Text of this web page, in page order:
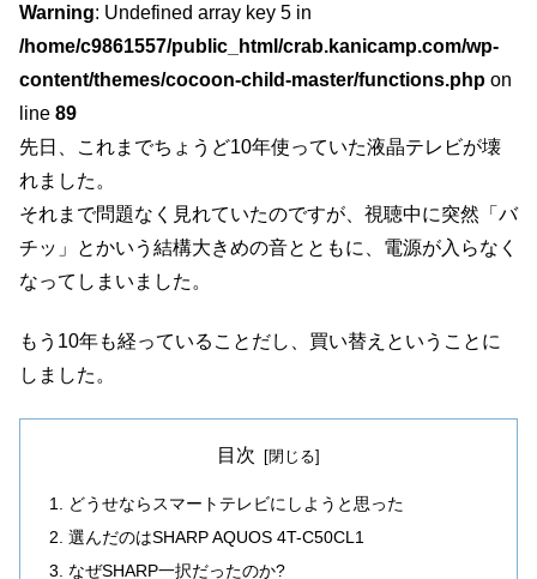
Warning: Undefined array key 5 in
/home/c9861557/public_html/crab.kanicamp.com/wp-
content/themes/cocoon-child-master/functions.php on
line 89
先日、これまでちょうど10年使っていた液晶テレビが壊
れました。
それまで問題なく見れていたのですが、視聴中に突然「バ
チッ」とかいう結構大きめの音とともに、電源が入らなく
なってしまいました。
もう10年も経っていることだし、買い替えということに
しました。
目次
どうせならスマートテレビにしようと思った
選んだのはSHARP AQUOS 4T-C50CL1
なぜSHARP一択だったのか?